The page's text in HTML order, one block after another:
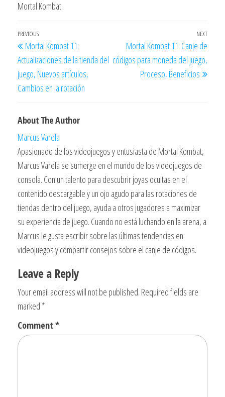
Mortal Kombat.
Post
navigation
Previous
Post
PREVIOUS
Mortal Kombat 11:
Actualizaciones de la tienda del
juego, Nuevos artículos,
Cambios en la rotación
Next
NEXT
Mortal Kombat 11: Canje de
códigos para moneda del juego,
Proceso, Beneficios
About The Author
Marcus Varela
Apasionado de los videojuegos y entusiasta de Mortal Kombat,
Marcus Varela se sumerge en el mundo de los videojuegos de
consola. Con un talento para descubrir joyas ocultas en el
contenido descargable y un ojo agudo para las rotaciones de
tiendas dentro del juego, ayuda a otros jugadores a maximizar
su experiencia de juego. Cuando no está luchando en la arena, a
Marcus le gusta escribir sobre las últimas tendencias en
videojuegos y compartir consejos sobre el canje de códigos.
Leave a Reply
Your email address will not be published. Required fields are
marked *
Comment *